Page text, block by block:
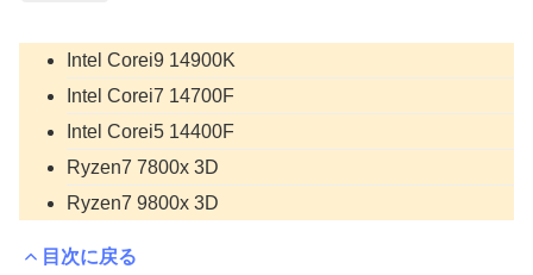
Intel Corei9 14900K
Intel Corei7 14700F
Intel Corei5 14400F
Ryzen7 7800x 3D
Ryzen7 9800x 3D
目次に戻る